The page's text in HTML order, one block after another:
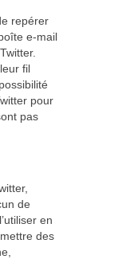
repérer
e-mail
fil
pour
pas
de
en
des